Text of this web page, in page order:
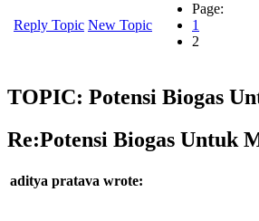
Reply Topic New Topic
Page:
1
2
TOPIC: Potensi Biogas
Re:Potensi Biogas Untuk
aditya pratava wrote: